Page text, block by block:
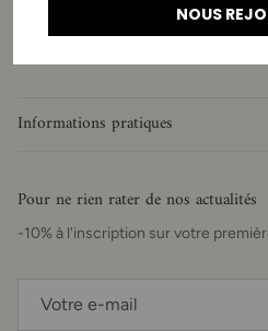
Informations pratiques
Pour ne rien rater de nos actualités
-10% à l'inscription sur votre
NOUS